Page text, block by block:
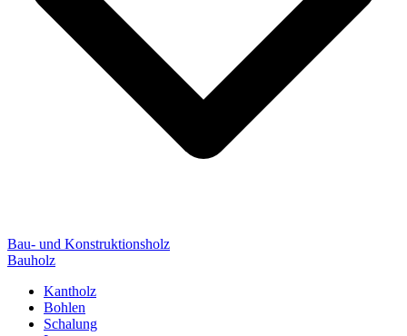
Bau- und Konstruktionsholz
Bauholz
Kantholz
Bohlen
Schalung